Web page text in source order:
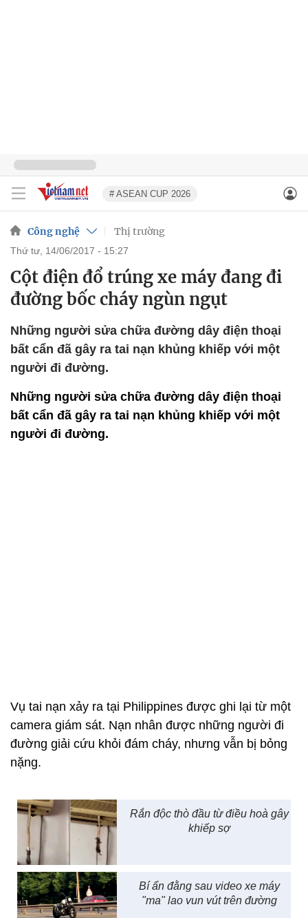
# ASEAN CUP 2026
Công nghệ Thị trường
thứ tư, 14/06/2017 - 15:27
Cột điện đổ trúng xe máy đang đi
đường bốc cháy ngùn ngụt
Những người sửa chữa đường dây điện thoại
bất cẩn đã gây ra tai nạn khủng khiếp với một
người đi đường.
Những người sửa chữa đường dây điện thoại
bất cẩn đã gây ra tai nạn khủng khiếp với một
người đi đường.
Vụ tai nạn xảy ra tại Philippines được ghi lại từ một
camera giám sát. Nạn nhân được những người đi
đường giải cứu khỏi đám cháy, nhưng vẫn bị bỏng
nặng.
Rắn độc thò đầu từ điều hoà gây
khiếp sợ
Bí ẩn đằng sau video xe máy
"ma" lao vun vút trên đường